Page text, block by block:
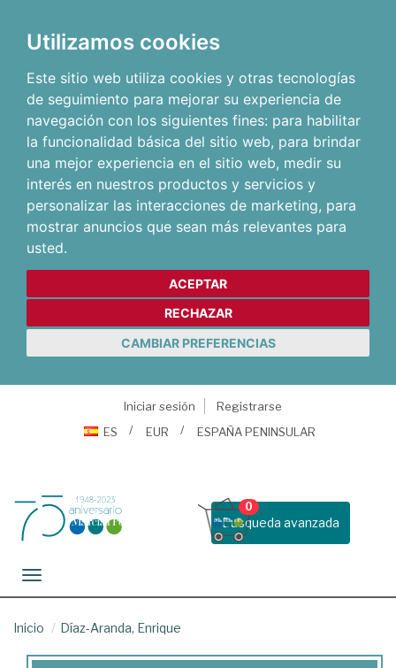
Utilizamos cookies
Este sitio web utiliza cookies y otras tecnologías
de seguimiento para mejorar su experiencia de
navegación con los siguientes fines: para habilitar
la funcionalidad básica del sitio web, para brindar
una mejor experiencia en el sitio web, medir su
interés en nuestros productos y servicios y
personalizar las interacciones de marketing, para
mostrar anuncios que sean más relevantes para
usted.
ACEPTAR
RECHAZAR
CAMBIAR PREFERENCIAS
Iniciar sesión
Registrarse
ES
EUR ESPAÑA PENINSULAR
Busqueda avanzada
0
Toggle navigation
Inicio Díaz-Aranda, Enrique